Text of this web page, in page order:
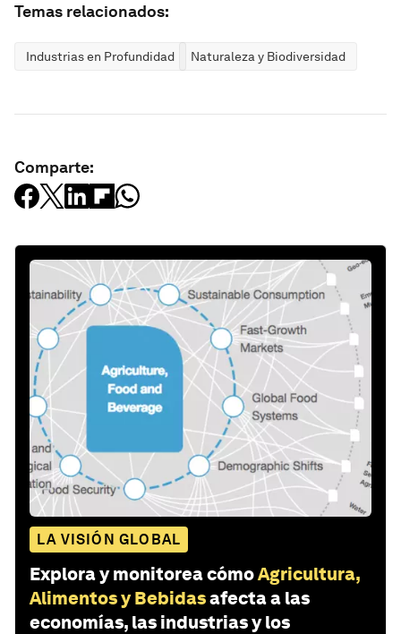
Temas relacionados:
Industrias en Profundidad Naturaleza y Biodiversidad
Comparte:
LA VISIÓN GLOBAL
Explora y monitorea cómoAgricultura,
Alimentos y Bebidasafecta a las
economías, las industrias y los